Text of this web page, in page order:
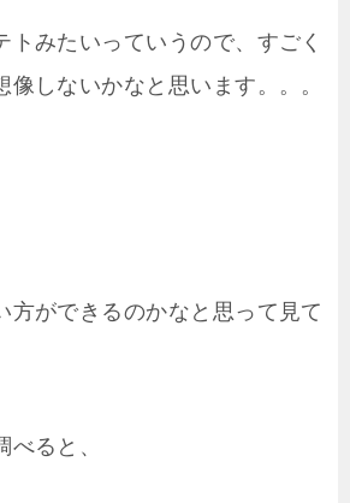
トみたいっていうので、すごく
像しないかなと思います。。。
方ができるのかなと思って見て
ると、